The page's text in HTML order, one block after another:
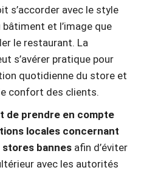
s’accorder avec le style
et l’image que
le restaurant. La
s’avérer pratique pour
quotidienne du store et
confort des clients.
de prendre en compte
locales concernant
stores bannes afin d’éviter
avec les autorités